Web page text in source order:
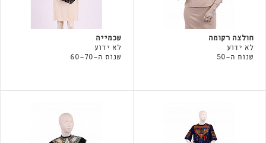
חולצה רקומה
לא ידוע
שנות ה-50
שכמייה
לא ידוע
שנות ה-60-70